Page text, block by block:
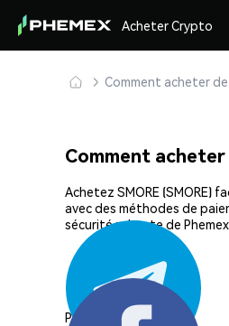
Acheter Crypto
Comment acheter
Comment acheter
Achetez SMORE (SMORE)
avec des méthodes de
sécurité robuste de
Partager: